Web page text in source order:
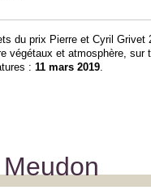
du prix Pierre et Cyril Grivet
végétaux et atmosphère, sur
: 11 mars 2019.